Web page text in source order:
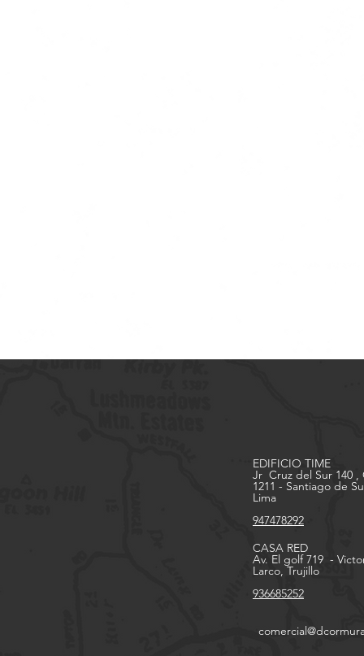
EDIFICIO TIME
Jr Cruz del Sur 140 ,
1211 - Santiago de
Lima
947478292
CASA RED
Av. El golf 719 -
Larco, Trujillo
936685252